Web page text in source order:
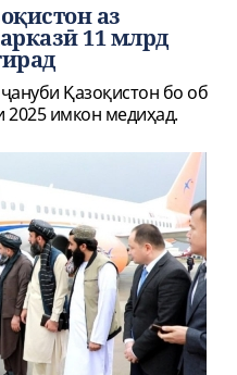
аз
11 млрд
Қазоқистон бо об
имкон медиҳад.